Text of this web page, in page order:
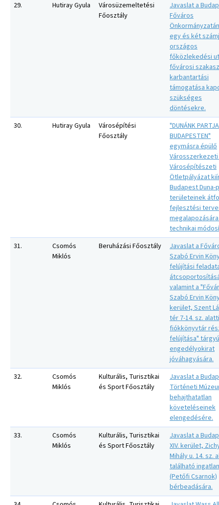
29.
Hutiray Gyula
Városüzemeltetési
Főosztály
Javaslat a
Főváros
egy és két
országos
főközlekedési
fővárosi
karbantartási
támogatása
szükséges
döntésekre.
30.
Hutiray Gyula
Városépítési
Főosztály
"DUNÁNK
BUDAPESTEN"
egymásra épülő
Városépítészeti
Ötletpályázat
Budapest Duna-
területeinek
fejlesztési
technikai
31.
Csomós
Miklós
Beruházási Főosztály
Javaslat a
Szabó Ervin
felújítási
valamint a
Szabó Ervin
kerület, Szent
tér 7-14. sz. alatti
fiókkönyvtár
felújítása" tárgyú
engedélyokirat
jóváhagyására.
32.
Csomós
Miklós
Kulturális, Turisztikai
és Sport Főosztály
Javaslat a
Történeti
behajthatatlan
követeléseinek
elengedésére.
33.
Csomós
Miklós
Kulturális, Turisztikai
és Sport Főosztály
Javaslat a
XIV. kerület,
Mihály u. 14. sz.
található ingatlan
(Petőfi Csarnok)
bérbeadására.